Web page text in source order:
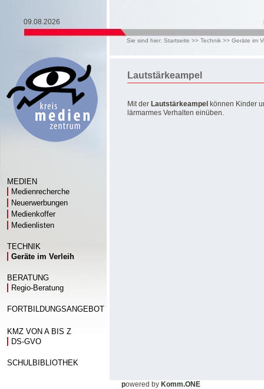
09.08.2026
Sie sind hier: Startseite >> Technik >> Geräte im
MEDIEN
Medienrecherche
Neuerwerbungen
Medienkoffer
Medienlisten
TECHNIK
Geräte im Verleih
BERATUNG
Regio-Beratung
FORTBILDUNGSANGEBOT
KMZ VON A BIS Z
DS-GVO
SCHULBIBLIOTHEK
Lautstärkeampel
Mit der Lautstärkeampel können Kinder
lärmarmes Verhalten einüben.
powered by Komm.ONE